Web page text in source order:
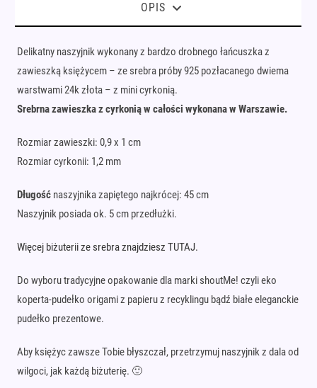
OPIS
Delikatny naszyjnik wykonany z bardzo drobnego łańcuszka z
zawieszką księżycem – ze srebra próby 925 pozłacanego dwiema
warstwami 24k złota – z mini cyrkonią.
Srebrna zawieszka z cyrkonią w całości wykonana w Warszawie.
Rozmiar zawieszki: 0,9 x 1 cm
Rozmiar cyrkonii: 1,2 mm
Długość naszyjnika zapiętego najkrócej: 45 cm
Naszyjnik posiada ok. 5 cm przedłużki.
Więcej biżuterii ze srebra znajdziesz TUTAJ.
Do wyboru tradycyjne opakowanie dla marki shoutMe! czyli eko
koperta-pudełko origami z papieru z recyklingu bądź białe eleganckie
pudełko prezentowe.
Aby księżyc zawsze Tobie błyszczał, przetrzymuj naszyjnik z dala od
wilgoci, jak każdą biżuterię. 🙂